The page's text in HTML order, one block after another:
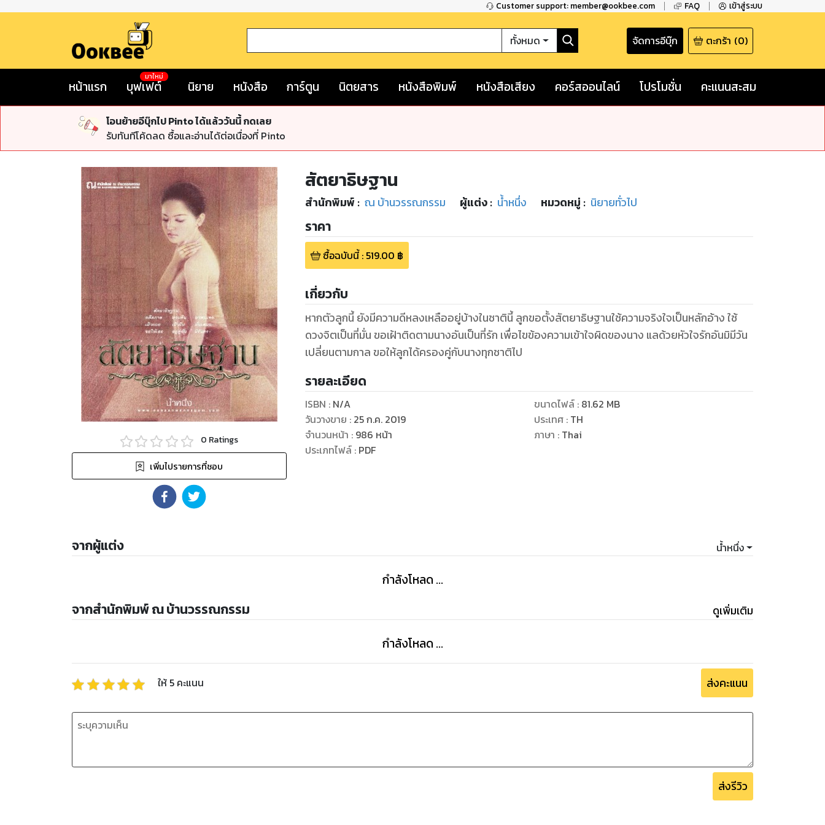
Customer support: member@ookbee.com FAQ เข้าสู่ระบบ
ทั้งหมด จัดการอีบุ๊ก ตะกร้า (0)
หน้าแรก บุฟเฟต์
มาใหม่
นิยาย หนังสือ การ์ตูน นิตยสาร หนังสือพิมพ์ หนังสือเสียง คอร์สออนไลน์ โปรโมชั่น คะแนนสะสม
โอนย้ายอีบุ๊กไป Pinto ได้แล้ววันนี้ กดเลย
รับทันทีโค้ดลด ซื้อและอ่านได้ต่อเนื่องที่ Pinto
0 Ratings
เพิ่มไปรายการที่ชอบ
สัตยาธิษฐาน
สำนักพิมพ์ : ณ บ้านวรรณกรรม ผู้แต่ง : น้ำหนึ่ง หมวดหมู่ : นิยายทั่วไป
ราคา
ซื้อฉบับนี้: 519.00 ฿
เกี่ยวกับ
หากตัวลูกนี้ ยังมีความดีหลงเหลืออยู่บ้างในชาตินี้ ลูกขอตั้งสัตยาธิษฐานใช้ความจริงใจเป็นหลักอ้าง ใช้
ดวงจิตเป็นที่มั่น ขอเฝ้าติดตามนางอันเป็นที่รัก เพื่อไขข้องความเข้าใจผิดของนาง แลด้วยหัวใจรักอันมิมีวัน
เปลี่ยนตามกาล ขอให้ลูกได้ครองคู่กับนางทุกชาติไป
รายละเอียด
ISBN : N/A
วันวางขาย : 25 ก.ค. 2019
จำนวนหน้า : 986 หน้า
ประเภทไฟล์: PDF
ขนาดไฟล์: 81.62 MB
ประเทศ : TH
ภาษา : Thai
จากผู้แต่ง น้ำหนึ่ง
กำลังโหลด ...
จากสำนักพิมพ์ ณ บ้านวรรณกรรม ดูเพิ่มเติม
กำลังโหลด ...
ให้ 5 คะแนน ส่งคะแนน
ส่งรีวิว